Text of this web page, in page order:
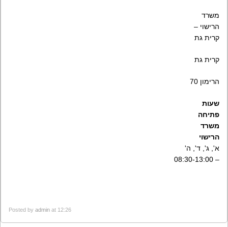
משרד
הרישוי –
קרית גת
קרית גת
הרימון 70
שעות
פתיחה
משרד
הרישוי
א', ג', ד', ה'
– 08:30-13:00
Posted by admin at 12:26